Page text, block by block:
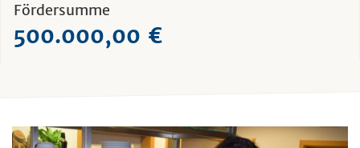
Fördersumme
500.000,00 €